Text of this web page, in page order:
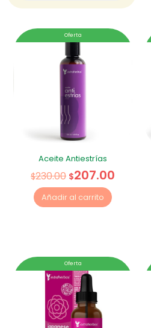
Oferta
Aceite Antiestrías
$230.00 $207.00
Añadir al carrito
Oferta